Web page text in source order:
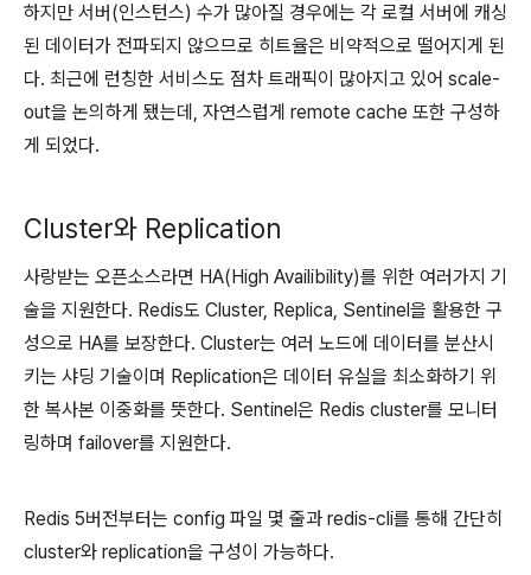
하지만 서버(인스턴스) 수가 많아질 경우에는 각 로컬 서버에 캐싱
된 데이터가 전파되지 않으므로 히트율은 비약적으로 떨어지게 된
다. 최근에 런칭한 서비스도 점차 트래픽이 많아지고 있어 scale-
out을 논의하게 됐는데, 자연스럽게 remote cache 또한 구성하
게 되었다.
Cluster와 Replication
사랑받는 오픈소스라면 HA(High Availibility)를 위한 여러가지 기
술을 지원한다. Redis도 Cluster, Replica, Sentinel을 활용한 구
성으로 HA를 보장한다. Cluster는 여러 노드에 데이터를 분산시
키는 샤딩 기술이며 Replication은 데이터 유실을 최소화하기 위
한 복사본 이중화를 뜻한다. Sentinel은 Redis cluster를 모니터
링하며 failover를 지원한다.
Redis 5버전부터는 config 파일 몇 줄과 redis-cli를 통해 간단히
cluster와 replication을 구성이 가능하다.